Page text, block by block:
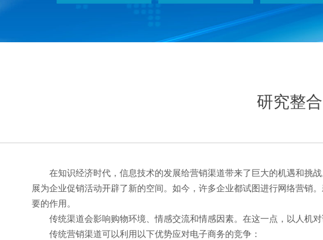
研究整
在知识经济时代，信息技术的发展给营销渠道带来了巨大的机遇和挑战
展为企业促销活动开辟了新的空间。如今，许多企业都试图进行网络营销
要的作用。
传统渠道会影响购物环境、情感交流和情感因素。在这一点，以人机对
传统营销渠道可以利用以下优势应对电子商务的竞争：